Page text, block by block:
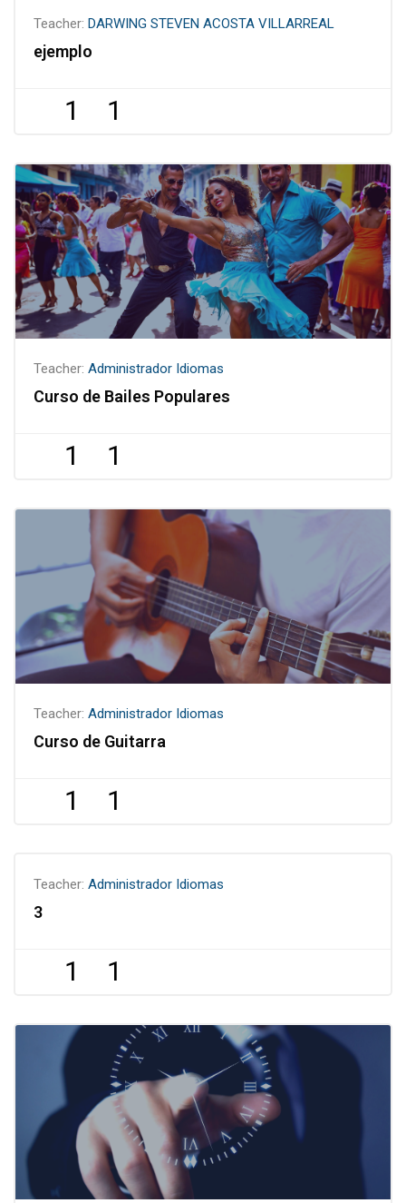
Teacher: DARWING STEVEN ACOSTA VILLARREAL
ejemplo
1 1
Teacher: Administrador Idiomas
Curso de Bailes Populares
1 1
Teacher: Administrador Idiomas
Curso de Guitarra
1 1
Teacher: Administrador Idiomas
3
1 1